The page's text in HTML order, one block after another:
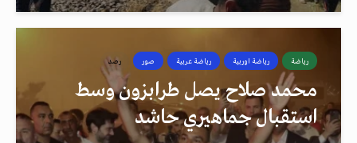
رياضة رياضة اوربية رياضة عربية صور رصد
محمد صلاح يصل طرابزون وسط
استقبال جماهيري حاشد